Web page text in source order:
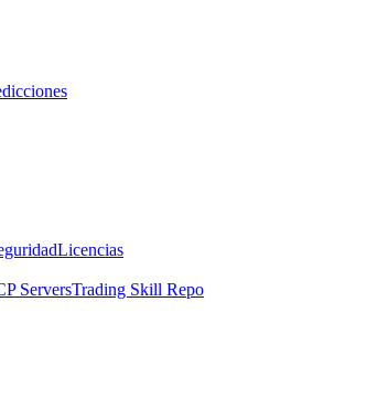
Licencias
ServersTrading Skill Repo